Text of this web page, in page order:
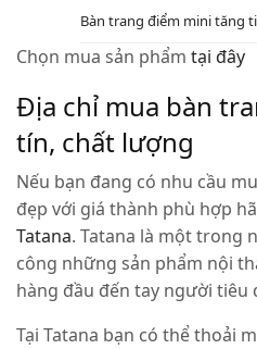
Bàn trang điểm mini tăng
Chọn mua sản phẩmtại đây
Địa chỉ mua bàn
tín, chất lượng
Nếu bạn đang có nhu cầu
đẹp với giá thành phù hợp
Tatana. Tatana là một trong
công những sản phẩm nội
hàng đầu đến tay người tiêu
Tại Tatana bạn có thể thoải